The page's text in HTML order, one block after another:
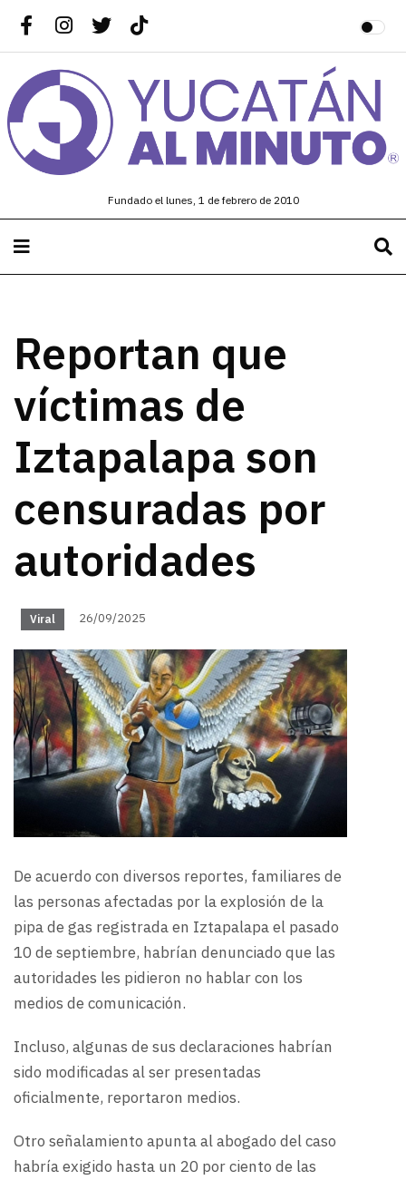
Fundado el lunes, 1 de febrero de 2010
Reportan que
víctimas de
Iztapalapa son
censuradas por
autoridades
Viral 26/09/2025
De acuerdo con diversos reportes, familiares de
las personas afectadas por la explosión de la
pipa de gas registrada en Iztapalapa el pasado
10 de septiembre, habrían denunciado que las
autoridades les pidieron no hablar con los
medios de comunicación.
Incluso, algunas de sus declaraciones habrían
sido modificadas al ser presentadas
oficialmente, reportaron medios.
Otro señalamiento apunta al abogado del caso
habría exigido hasta un 20 por ciento de las